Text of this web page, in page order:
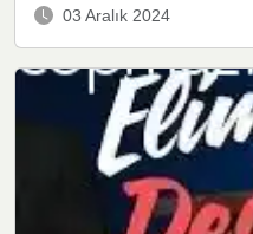
03 Aralık 2024